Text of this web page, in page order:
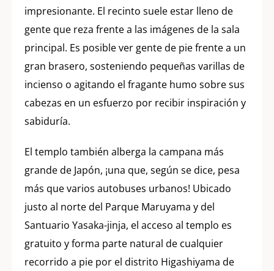
impresionante. El recinto suele estar lleno de
gente que reza frente a las imágenes de la sala
principal. Es posible ver gente de pie frente a un
gran brasero, sosteniendo pequeñas varillas de
incienso o agitando el fragante humo sobre sus
cabezas en un esfuerzo por recibir inspiración y
sabiduría.
El templo también alberga la campana más
grande de Japón, ¡una que, según se dice, pesa
más que varios autobuses urbanos! Ubicado
justo al norte del Parque Maruyama y del
Santuario Yasaka-jinja, el acceso al templo es
gratuito y forma parte natural de cualquier
recorrido a pie por el distrito Higashiyama de